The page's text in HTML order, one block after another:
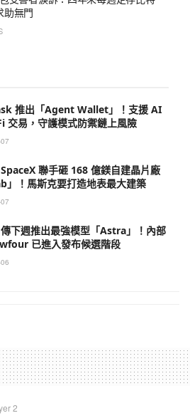
助無門
推出「Agent Wallet」！支援 AI
交易，守護模式防禦鏈上風險
聯手砸 168 億鎂自建晶片廠
」！馬斯克要打造地表最大建築
下週推出最強模型「Astra」！內部
已進入發布候選階段
2